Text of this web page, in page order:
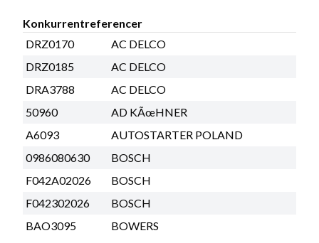
Konkurrentreferencer
DRZ0170
AC DELCO
DRZ0185
AC DELCO
DRA3788
AC DELCO
50960
AD KÃœHNER
A6093
AUTOSTARTER POLAND
0986080630
BOSCH
F042A02026
BOSCH
F042302026
BOSCH
BAO3095
BOWERS